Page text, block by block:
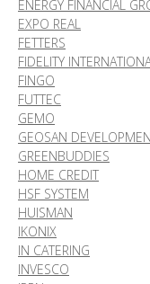
ENERGY FINANCIAL
EXPO REAL
FETTERS
FIDELITY
FINGO
FUTTEC
GEMO
GEOSAN
GREENBUDDIES
HOME CREDIT
HSF SYSTEM
HUISMAN
IKONIX
IN CATERING
INVESCO